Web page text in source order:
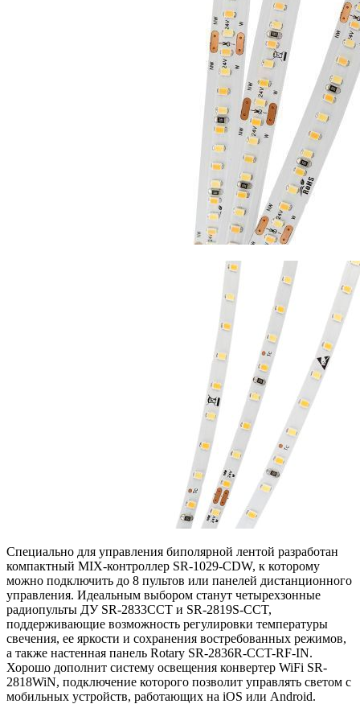
Специально для управления биполярной лентой разработан
компактный MIX-контроллер SR-1029-CDW, к которому
можно подключить до 8 пультов или панелей дистанционного
управления. Идеальным выбором станут четырехзонные
радиопульты ДУ SR-2833CCT и SR-2819S-CCT,
поддерживающие возможность регулировки температуры
свечения, ее яркости и сохранения востребованных режимов,
а также настенная панель Rotary SR-2836R-CCT-RF-IN.
Хорошо дополнит систему освещения конвертер WiFi SR-
2818WiN, подключение которого позволит управлять светом с
мобильных устройств, работающих на iOS или Android.